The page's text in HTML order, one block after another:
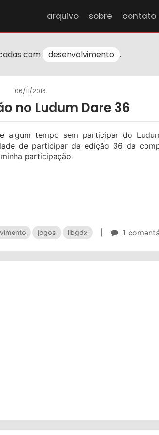
arquivo sobre contato
com desenvolvimento .
no Ludum Dare 36
06/11/2016
algum tempo sem participar do
de participar da edição 36 da
participação.
jogos libgdx 1